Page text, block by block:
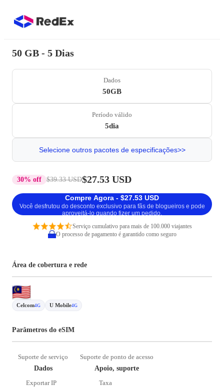
50 GB - 5 Dias
Dados
50GB
Período válido
5dia
Selecione outros pacotes de especificações>>
30% off $39.33 USD$27.53 USD
Compre Agora - $27.53 USD
Você desfrutou do desconto exclusivo para fãs de blogueiros e pode
aproveitá-lo quando fizer um pedido.
Serviço cumulativo para mais de 100.000 viajantes
O processo de pagamento é garantido como seguro
Área de cobertura e rede
Celcom4G U Mobile4G
Parâmetros do eSIM
Suporte de serviço
Dados
Suporte de ponto de acesso
Apoio, suporte
Exportar IP
Taxa